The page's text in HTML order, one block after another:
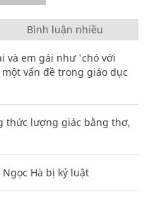
Bình luận nhiều
và em gái như 'chó với
vấn đề trong giáo dục
thức lượng giác bằng thơ,
Hà bị kỷ luật